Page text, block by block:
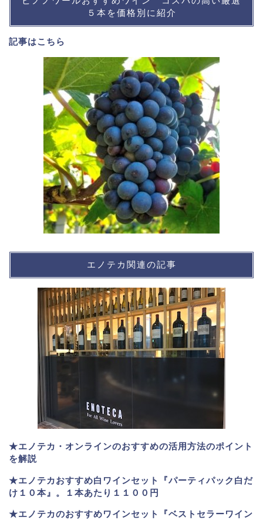
５本を価格別に紹介
記事はこちら
エノテカ関連の記事
★エノテカ・オンラインのおすすめの活用方法のポイント
を解説
★エノテカおすすめ白ワインセット『パーティパック白だ
け１０本』。１本あたり１１００円
★エノテカのおすすめワインセット『ベストセラーワイン